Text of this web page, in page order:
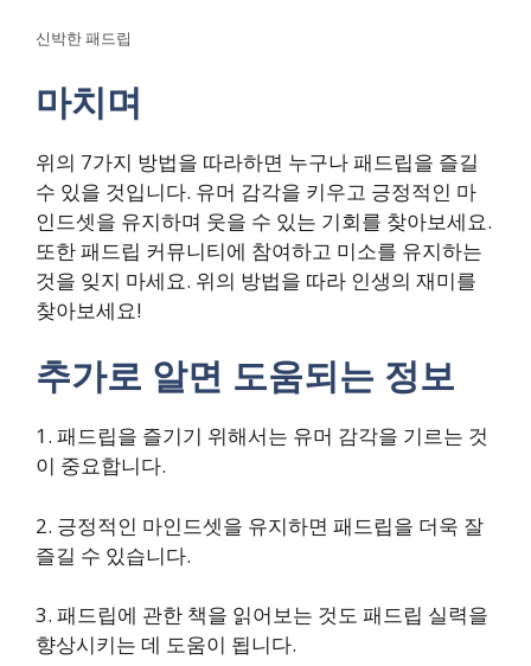
신박한 패드립
마치며
위의 7가지 방법을 따라하면 누구나 패드립을 즐길
수 있을 것입니다. 유머 감각을 키우고 긍정적인 마
인드셋을 유지하며 웃을 수 있는 기회를 찾아보세요.
또한 패드립 커뮤니티에 참여하고 미소를 유지하는
것을 잊지 마세요. 위의 방법을 따라 인생의 재미를
찾아보세요!
추가로 알면 도움되는 정보
1. 패드립을 즐기기 위해서는 유머 감각을 기르는 것
이 중요합니다.
2. 긍정적인 마인드셋을 유지하면 패드립을 더욱 잘
즐길 수 있습니다.
3. 패드립에 관한 책을 읽어보는 것도 패드립 실력을
향상시키는 데 도움이 됩니다.